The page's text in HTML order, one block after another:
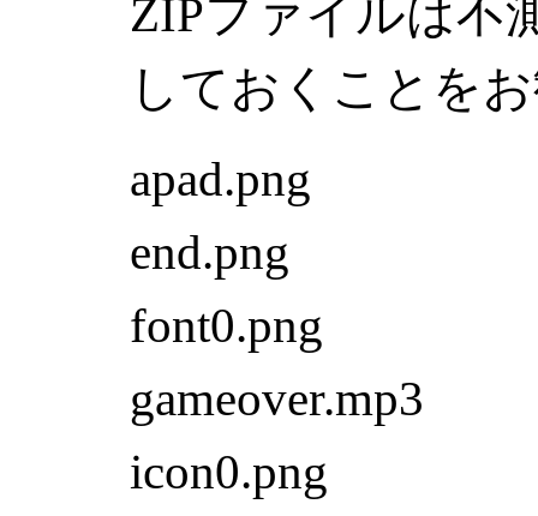
ZIPファイルは不
しておくことを
apad.png
end.png
font0.png
gameover.mp3
icon0.png